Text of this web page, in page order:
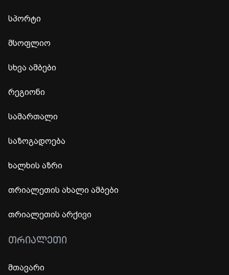
სპორტი
მსოფლიო
სხვა ამბები
რეგიონი
სამართალი
საზოგადოება
ხალხის აზრი
თრიალეთის ახალი ამბები
თრიალეთის არქივი
ᲗᲠᲘᲐᲚᲔᲗᲘ
მთავარი